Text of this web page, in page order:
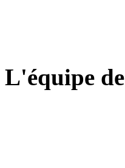
L'équipe